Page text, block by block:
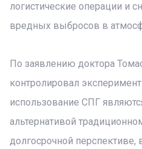
логистические операции и
вредных выбросов в
По заявлению доктора
контролировал
использование СПГ
альтернативой
долгосрочной